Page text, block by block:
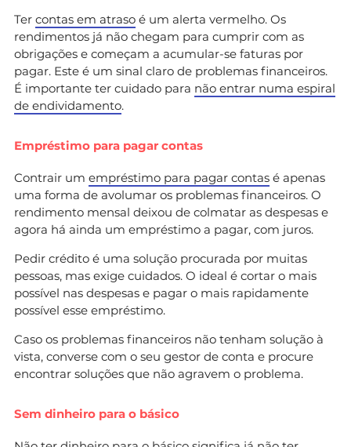
Ter contas em atraso é um alerta vermelho. Os
rendimentos já não chegam para cumprir com as
obrigações e começam a acumular-se faturas por
pagar. Este é um sinal claro de problemas financeiros.
É importante ter cuidado para não entrar numa espiral
de endividamento.
Empréstimo para pagar contas
Contrair um empréstimo para pagar contas é apenas
uma forma de avolumar os problemas financeiros. O
rendimento mensal deixou de colmatar as despesas e
agora há ainda um empréstimo a pagar, com juros.
Pedir crédito é uma solução procurada por muitas
pessoas, mas exige cuidados. O ideal é cortar o mais
possível nas despesas e pagar o mais rapidamente
possível esse empréstimo.
Caso os problemas financeiros não tenham solução à
vista, converse com o seu gestor de conta e procure
encontrar soluções que não agravem o problema.
Sem dinheiro para o básico